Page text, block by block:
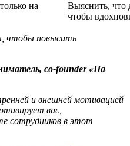
на
Выяснить, что
чтобы
чтобы повысить
co-founder «На
и внешней мотивацией
вас,
сотрудников в этот